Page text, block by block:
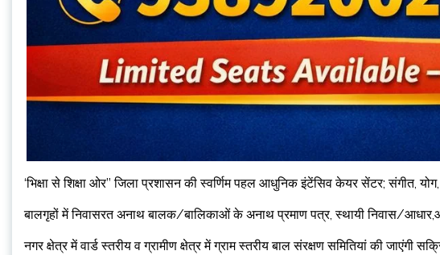
‘भिक्षा से शिक्षा ओर’’ जिला प्रशासन की स्वर्णिम पहल आधुनिक इंटेंसिव केयर सेंटर; संगीत,
बालगृहों में निवासरत अनाथ बालक/बालिकाओं के अनाथ प्रमाण पत्र, स्थायी निवास/
नगर क्षेत्र में वार्ड स्तरीय व ग्रामीण क्षेत्र में ग्राम स्तरीय बाल संरक्षण समितियां की जाएंगी